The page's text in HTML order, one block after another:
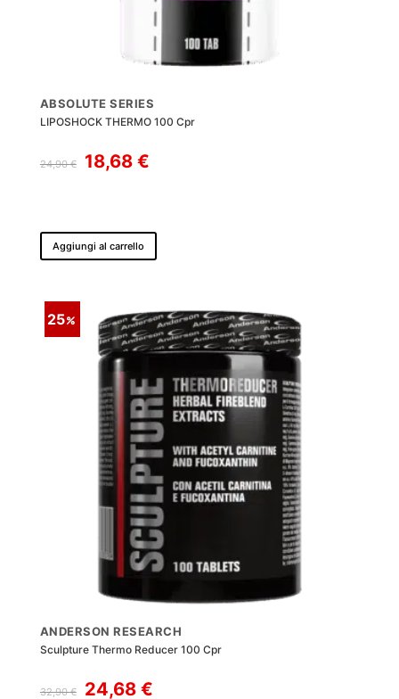
ABSOLUTE SERIES
LIPOSHOCK THERMO 100 Cpr
24,90€
Il
prezzo
24,90 €.
18,68 €Il
18,68 €.
Aggiungi al carrello
25
ANDERSON RESEARCH
Sculpture Thermo Reducer 100 Cpr
32,90€
Il
24,68 €Il